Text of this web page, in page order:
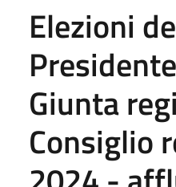
Elezioni
Giunta
Consiglio